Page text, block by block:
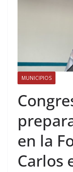
MUNICIPIOS
en la
Carlos